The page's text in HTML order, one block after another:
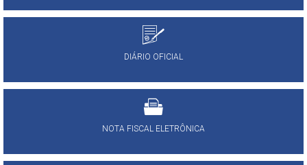
DIÁRIO OFICIAL
NOTA FISCAL ELETRÔNICA